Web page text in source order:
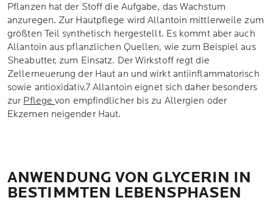
Pflanzen hat der Stoff die Aufgabe, das Wachstum
anzuregen. Zur Hautpflege wird Allantoin mittlerweile zum
größten Teil synthetisch hergestellt. Es kommt aber auch
Allantoin aus pflanzlichen Quellen, wie zum Beispiel aus
Sheabutter, zum Einsatz. Der Wirkstoff regt die
Zellerneuerung der Haut an und wirkt antiinflammatorisch
sowie antioxidativ.7 Allantoin eignet sich daher besonders
zur Pflegevon empfindlicher bis zu Allergien oder
Ekzemen neigender Haut.
ANWENDUNG VON GLYCERIN IN
BESTIMMTEN LEBENSPHASEN